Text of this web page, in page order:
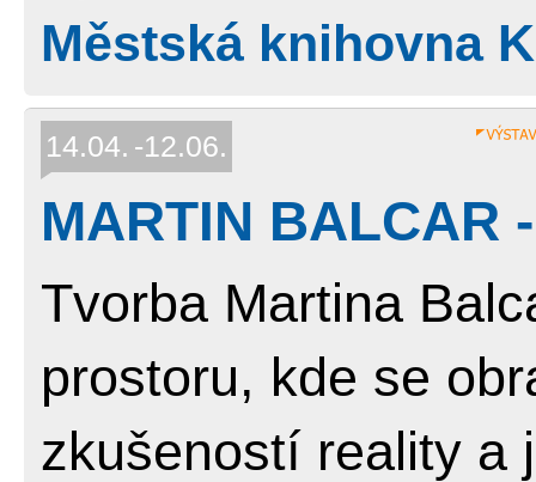
Městská knihovna
14.04. 12.06.
MARTIN
Tvorba Martina
prostoru, kde se
zkušeností reality a